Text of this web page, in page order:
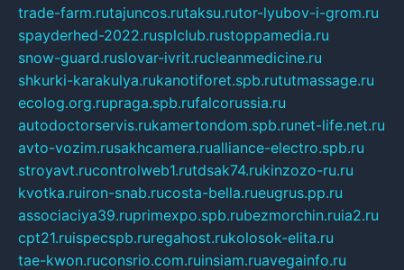
trade-farm.rutajuncos.rutaksu.rutor-lyubov-i-grom.ru
spayderhed-2022.rusplclub.rustoppamedia.ru
snow-guard.ruslovar-ivrit.rucleanmedicine.ru
shkurki-karakulya.rukanotiforet.spb.rututmassage.ru
ecolog.org.rupraga.spb.rufalcorussia.ru
autodoctorservis.rukamertondom.spb.runet-life.net.ru
avto-vozim.rusakhcamera.rualliance-electro.spb.ru
stroyavt.rucontrolweb1.rutdsak74.rukinzozo-ru.ru
kvotka.ruiron-snab.rucosta-bella.rueugrus.pp.ru
associaciya39.ruprimexpo.spb.rubezmorchin.ruia2.ru
cpt21.ruispecspb.ruregahost.rukolosok-elita.ru
tae-kwon.ruconsrio.com.ruinsiam.ruavegainfo.ru